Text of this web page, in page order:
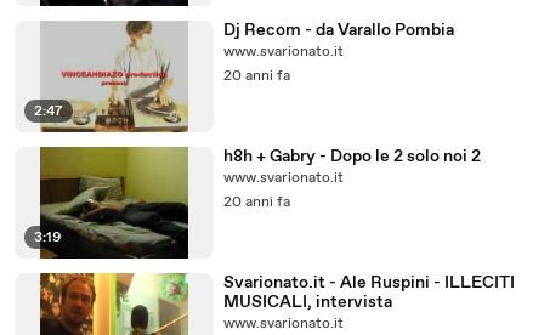
2:47
Dj Recom - da Varallo Pombia
www.svarionato.it
20 anni fa
3:19
h8h + Gabry - Dopo le 2 solo noi 2
www.svarionato.it
20 anni fa
Svarionato.it - Ale Ruspini - ILLECITI
MUSICALI, intervista
www.svarionato.it